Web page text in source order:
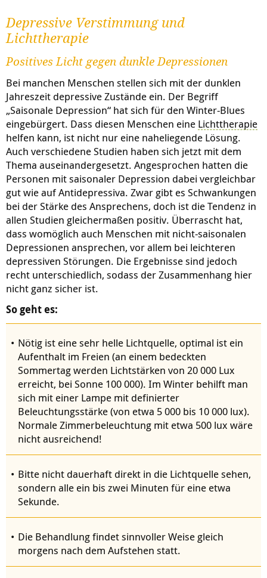
Depressive Verstimmung und
Lichttherapie
Positives Licht gegen dunkle Depressionen
Bei manchen Menschen stellen sich mit der dunklen
Jahreszeit depressive Zustände ein. Der Begriff
„Saisonale Depression“ hat sich für den Winter-Blues
eingebürgert. Dass diesen Menschen eine Lichttherapie
helfen kann, ist nicht nur eine naheliegende Lösung.
Auch verschiedene Studien haben sich jetzt mit dem
Thema auseinandergesetzt. Angesprochen hatten die
Personen mit saisonaler Depression dabei vergleichbar
gut wie auf Antidepressiva. Zwar gibt es Schwankungen
bei der Stärke des Ansprechens, doch ist die Tendenz in
allen Studien gleichermaßen positiv. Überrascht hat,
dass womöglich auch Menschen mit nicht-saisonalen
Depressionen ansprechen, vor allem bei leichteren
depressiven Störungen. Die Ergebnisse sind jedoch
recht unterschiedlich, sodass der Zusammenhang hier
nicht ganz sicher ist.
So geht es:
Nötig ist eine sehr helle Lichtquelle, optimal ist ein
Aufenthalt im Freien (an einem bedeckten
Sommertag werden Lichtstärken von 20 000 Lux
erreicht, bei Sonne 100 000). Im Winter behilft man
sich mit einer Lampe mit definierter
Beleuchtungsstärke (von etwa 5 000 bis 10 000 lux).
Normale Zimmerbeleuchtung mit etwa 500 lux wäre
nicht ausreichend!
Bitte nicht dauerhaft direkt in die Lichtquelle sehen,
sondern alle ein bis zwei Minuten für eine etwa
Sekunde.
Die Behandlung findet sinnvoller Weise gleich
morgens nach dem Aufstehen statt.